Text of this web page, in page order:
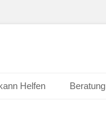
Helfen Beratung